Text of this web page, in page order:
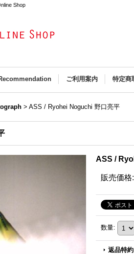
Shop
ご利用案内 特定商
> ASS / Ryohei Noguchi 野口亮平
ASS /
販売価格:
数量:
返品特